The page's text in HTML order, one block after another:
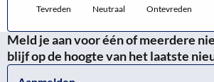
Tevreden Neutraal Ontevreden
Meld je aan voor één of meerdere
blijf op de hoogte van het laatste